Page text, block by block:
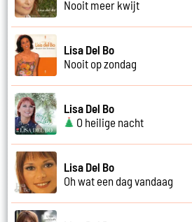
Nooit meer kwijt
Lisa Del Bo
Nooit op zondag
Lisa Del Bo
O heilige nacht
Lisa Del Bo
Oh wat een dag vandaag